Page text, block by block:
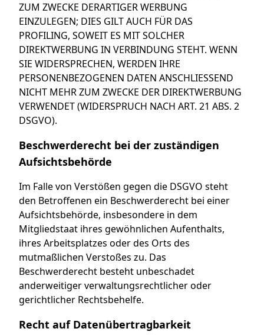
ZUM ZWECKE DERARTIGER WERBUNG
EINZULEGEN; DIES GILT AUCH FÜR DAS
PROFILING, SOWEIT ES MIT SOLCHER
DIREKTWERBUNG IN VERBINDUNG STEHT. WENN
SIE WIDERSPRECHEN, WERDEN IHRE
PERSONENBEZOGENEN DATEN ANSCHLIESSEND
NICHT MEHR ZUM ZWECKE DER DIREKTWERBUNG
VERWENDET (WIDERSPRUCH NACH ART. 21 ABS. 2
DSGVO).
Beschwerde­recht bei der zuständigen
Aufsichts­behörde
Im Falle von Verstößen gegen die DSGVO steht
den Betroffenen ein Beschwerderecht bei einer
Aufsichtsbehörde, insbesondere in dem
Mitgliedstaat ihres gewöhnlichen Aufenthalts,
ihres Arbeitsplatzes oder des Orts des
mutmaßlichen Verstoßes zu. Das
Beschwerderecht besteht unbeschadet
anderweitiger verwaltungsrechtlicher oder
gerichtlicher Rechtsbehelfe.
Recht auf Daten­übertrag­barkeit